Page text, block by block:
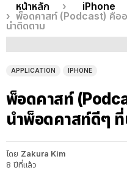
เรื่อง
ล่าสุด
คุณอยู่ที่นี่:
หน้าหลัก
iPhone
พ็อดคาสท์ (Podcast) คือ
น่าติดตาม
APPLICATION IPHONE
พ็อดคาสท์
นำพ็อดคาสท์ดีๆ
โดย Zakura Kim
8 ปีที่แล้ว